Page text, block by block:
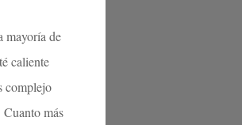
mayoría de
caliente
complejo
más